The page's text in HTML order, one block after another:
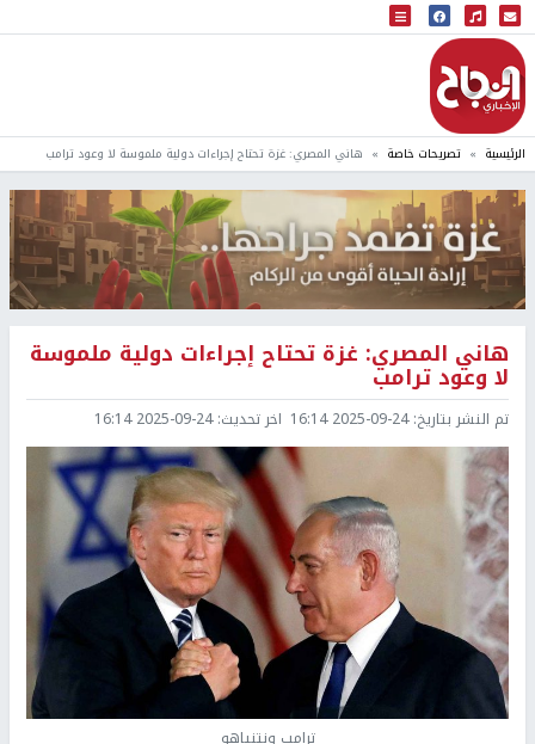
البث المباشر
إذاعة النجاح
الرئيسية تصريحات خاصة هاني المصري: غزة تحتاح إجراءات دولية ملموسة لا وعود ترامب
هاني المصري: غزة تحتاح إجراءات دولية ملموسة
لا وعود ترامب
تم النشر بتاريخ:2025-09-24 16:14 اخر تحديث:2025-09-24 16:14
ترامب ونتنياهو